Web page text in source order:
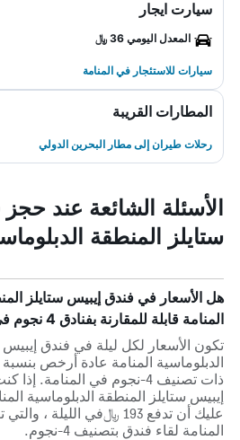
سيارت ايجار
المعدل اليومي 36 ﷼
سيارات للاستئجار في المنامة
المطارات القريبة
رحلات طيران إلى مطار البحرين الدولي
الأسئلة الشائعة عند
ستايلز المنطقة
هل الأسعار في فندق إيبيس ستايلز
المنامة قابلة للمقارنة بفنادق 4 نجوم في المنامة؟
تكون الأسعار لكل ليلة في فندق إيبيس
ذات تصنيف 4-نجوم في المنامة.
إيبيس ستايلز المنطقة الدبلوماسية
عليك أن تدفع 193 ﷼في
المنامة لقاء فندق بتصنيف 4-نجوم.